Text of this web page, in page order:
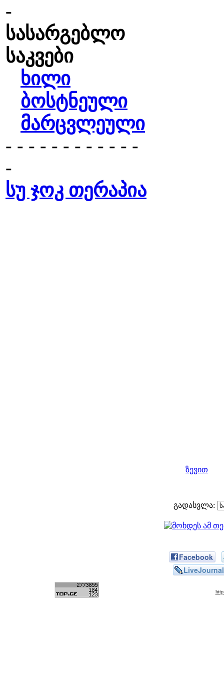
-
სასარგებლო
საკვები
ხილი
ბოსტნეული
მარცვლეული
- - - - - - - - - - - -
-
სუ ჯოკ თერაპია
ზევით
გადასვლა:
Facebook
LiveJournal